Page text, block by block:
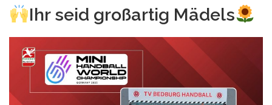
SPIELE-KALENDER
UNSERE HANDBALL TEAMS IM ÜBERBLICK
Ihr seid großartig Mädels